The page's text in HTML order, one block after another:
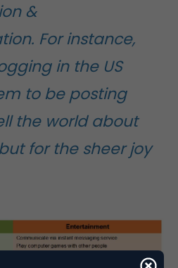
&
For instance,
in the US
to be posting
the world about
for the sheer joy